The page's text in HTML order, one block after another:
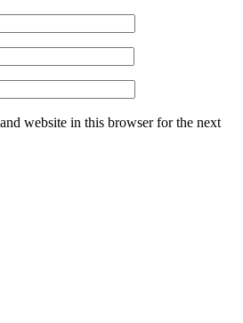
website in this browser for the next